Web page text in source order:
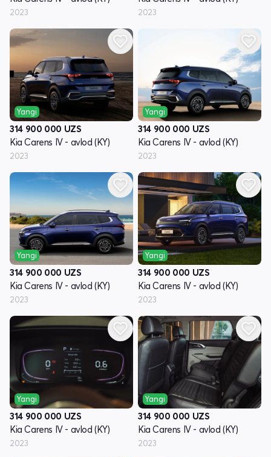
2023 2023
Yangi
314 900 000 UZS
Kia Carens IV - avlod (KY)
2023
Yangi
314 900 000 UZS
Kia Carens IV - avlod (KY)
2023
Yangi
314 900 000 UZS
Kia Carens IV - avlod (KY)
2023
Yangi
314 900 000 UZS
Kia Carens IV - avlod (KY)
2023
Yangi
314 900 000 UZS
Kia Carens IV - avlod (KY)
2023
Yangi
314 900 000 UZS
Kia Carens IV - avlod (KY)
2023